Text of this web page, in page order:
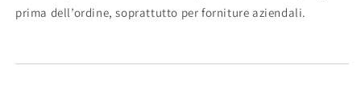
prima dell’ordine, soprattutto per forniture aziendali.